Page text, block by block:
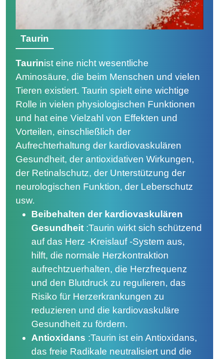
Taurin
Taurinist eine nicht wesentliche
Aminosäure, die beim Menschen und vielen
Tieren existiert. Taurin spielt eine wichtige
Rolle in vielen physiologischen Funktionen
und hat eine Vielzahl von Effekten und
Vorteilen, einschließlich der
Aufrechterhaltung der kardiovaskulären
Gesundheit, der antioxidativen Wirkungen,
der Retinalschutz, der Unterstützung der
neurologischen Funktion, der Leberschutz
usw.
Beibehalten der kardiovaskulären
Gesundheit :Taurin wirkt sich schützend
auf das Herz -Kreislauf -System aus,
hilft, die normale Herzkontraktion
aufrechtzuerhalten, die Herzfrequenz
und den Blutdruck zu regulieren, das
Risiko für Herzerkrankungen zu
reduzieren und die kardiovaskuläre
Gesundheit zu fördern.
Antioxidans :Taurin ist ein Antioxidans,
das freie Radikale neutralisiert und die